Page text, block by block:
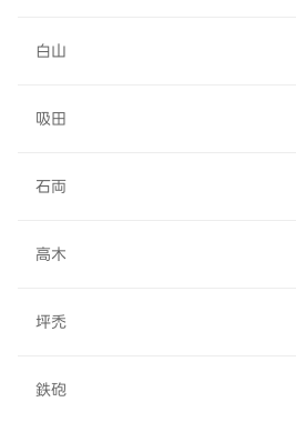
白山
吸田
石両
高木
坪禿
鉄砲